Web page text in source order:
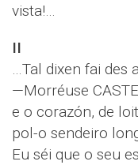
vista!…
II
…Tal dixen fai des
—Morréuse
e o corazón, de
pol-o sendeiro
Eu séi que o seu